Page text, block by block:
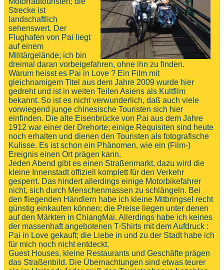
Strecke ist
landschaftlich
sehenswert. Der
Flughafen von Pai liegt
auf einem
Militärgelände; ich bin
dreimal daran vorbeigefahren, ohne ihn zu finden.
Warum heisst es Pai in Love ? Ein Film mit
gleichnamigem Titel aus dem Jahre 2009 wurde hier
gedreht und ist in weiten Teilen Asiens als Kultfilm
bekannt. So ist es nicht verwunderlich, daß auch viele
vorwiegend junge chinesische Touristen sich hier
einfinden. Die alte Eisenbrücke von Pai aus dem Jahre
1912 war einer der Drehorte; einige Requisiten sind heute
noch erhalten und dienen den Touristen als fotografische
Kulisse. Es ist schon ein Phänomen, wie ein (Film-)
Ereignis einen Ort prägen kann.
Jeden Abend gibt es einen Straßenmarkt, dazu wird die
kleine Innenstadt offiziell komplett für den Verkehr
gesperrt. Das hindert allerdings einige Motorbikefahrer
nicht, sich durch Menschenmassen zu schlängeln. Bei
den fliegenden Händlern habe ich kleine Mitbringsel recht
günstig einkaufen können; die Preise liegen unter denen
auf den Märkten in ChiangMai. Allerdings habe ich keines
der massenhaft angebotenen T-Shirts mit dem Aufdruck :
Pai in Love gekauft; die Liebe in und zu der Stadt habe ich
für mich noch nicht entdeckt.
Guest Houses, kleine Restaurants und Geschäfte prägen
das Straßenbild. Die Übernachtungen sind etwas teurer